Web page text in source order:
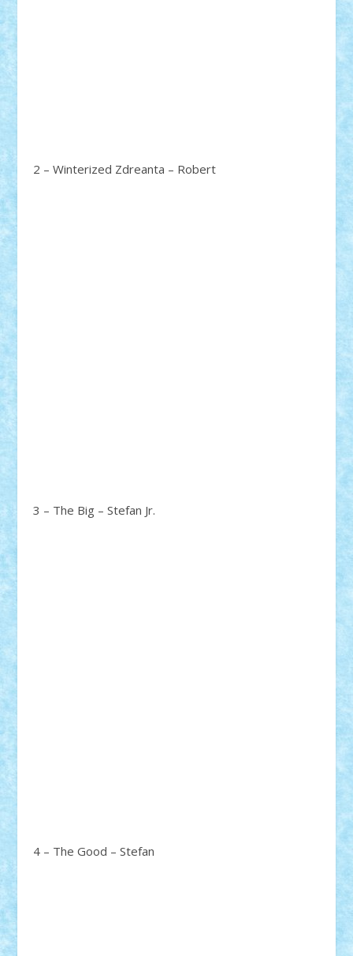
2 – Winterized Zdreanta – Robert
3 – The Big – Stefan Jr.
4 – The Good – Stefan